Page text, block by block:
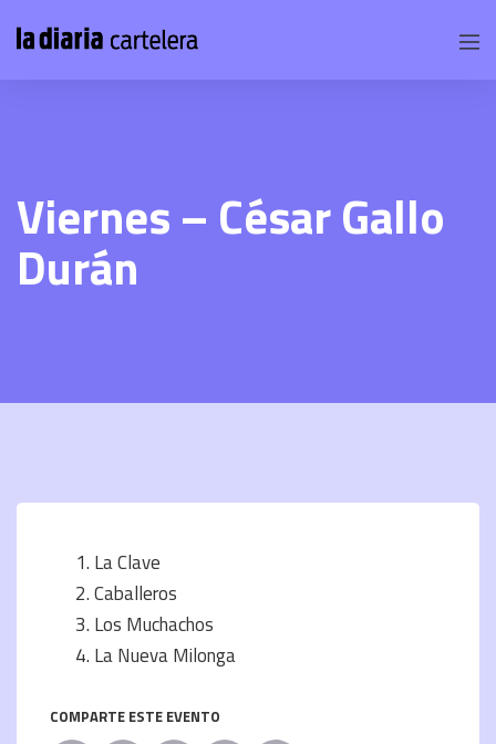
Viernes – César Gallo
Durán
La Clave
Caballeros
Los Muchachos
La Nueva Milonga
COMPARTE ESTE EVENTO